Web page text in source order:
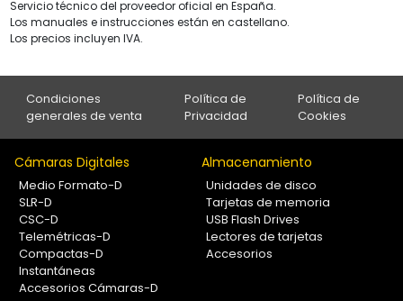
Servicio técnico del proveedor oficial en España.
Los manuales e instrucciones están en castellano.
Los precios incluyen IVA.
Condiciones
generales de venta
Política de
Privacidad
Política de
Cookies
Cámaras Digitales
Medio Formato-D
SLR-D
CSC-D
Telemétricas-D
Compactas-D
Instantáneas
Accesorios Cámaras-D
Almacenamiento
Unidades de disco
Tarjetas de memoria
USB Flash Drives
Lectores de tarjetas
Accesorios